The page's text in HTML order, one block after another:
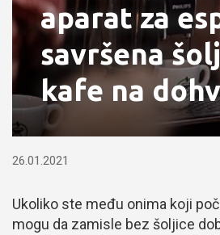
aparat za
savršena
kafe na
26.01.2021
Ukoliko ste među onima koji
mogu da zamisle bez šoljice